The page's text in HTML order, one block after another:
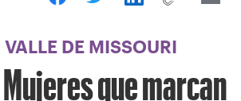
VALLE DE MISSOURI
Mujeres que marcan